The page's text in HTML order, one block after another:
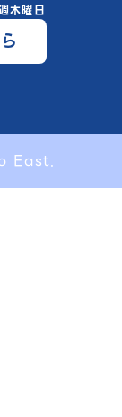
木曜日
East.